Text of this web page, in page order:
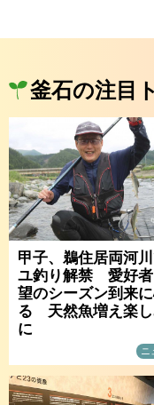
釜石の注目
甲子、鵜住居両河
ユ釣り解禁 愛好
望のシーズン到来
る 天然魚増え楽
に
ニ